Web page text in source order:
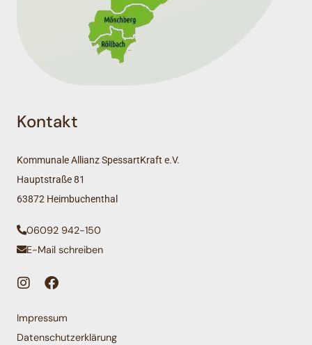
Kontakt
Kommunale Allianz SpessartKraft e.V.
Hauptstraße 81
63872 Heimbuchenthal
06092 942-150
E-Mail schreiben
Impressum
Datenschutzerklärung